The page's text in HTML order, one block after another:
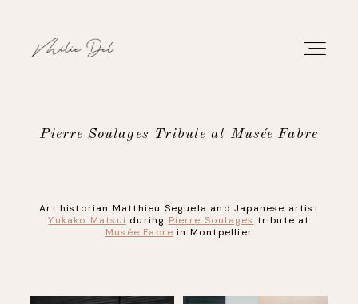
WORK
Pierre Soulages Tribute at Musée Fabre
Art historian Matthieu Seguela and Japanese artist
Yukako Matsui during Pierre Soulages tribute at
Musée Fabre in Montpellier